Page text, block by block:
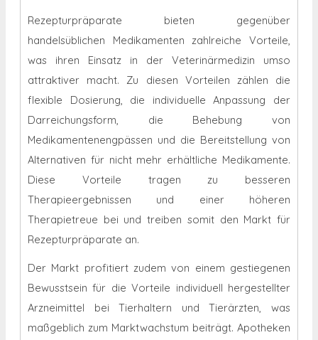
Rezepturpräparate bieten gegenüber
handelsüblichen Medikamenten zahlreiche Vorteile,
was ihren Einsatz in der Veterinärmedizin umso
attraktiver macht. Zu diesen Vorteilen zählen die
flexible Dosierung, die individuelle Anpassung der
Darreichungsform, die Behebung von
Medikamentenengpässen und die Bereitstellung von
Alternativen für nicht mehr erhältliche Medikamente.
Diese Vorteile tragen zu besseren
Therapieergebnissen und einer höheren
Therapietreue bei und treiben somit den Markt für
Rezepturpräparate an.
Der Markt profitiert zudem von einem gestiegenen
Bewusstsein für die Vorteile individuell hergestellter
Arzneimittel bei Tierhaltern und Tierärzten, was
maßgeblich zum Marktwachstum beiträgt. Apotheken